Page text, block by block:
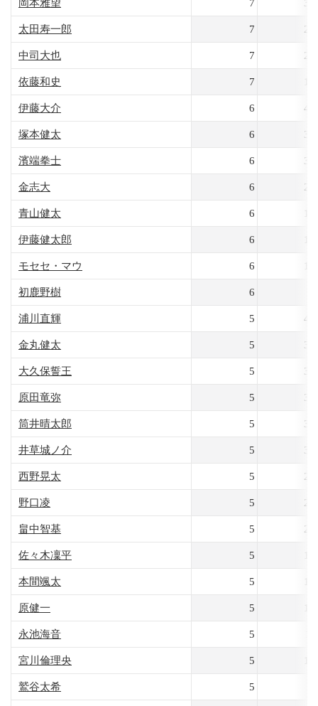
岡本雅望 7
太田寿一郎 7
中司大也 7
依藤和史 7
伊藤大介 6
塚本健太 6
濱端拳士 6
金志大 6
青山健太 6
伊藤健太郎 6
モセセ・マウ 6
初鹿野樹 6
浦川直輝 5
金丸健太 5
大久保誓王 5
原田竜弥 5
筒井晴太郎 5
井草城ノ介 5
西野晃太 5
野口凌 5
畠中智基 5
佐々木凜平 5
本間颯太 5
原健一 5
永池海音 5
宮川倫理央 5
鷲谷太希 5